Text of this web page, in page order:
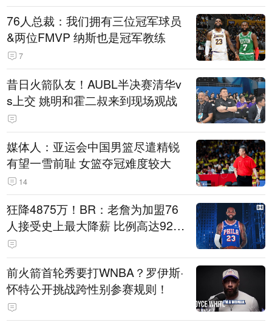
76人总裁：我们拥有三位冠军球员
&两位FMVP 纳斯也是冠军教练
7
昔日火箭队友！AUBL半决赛清华v
s上交 姚明和霍二叔来到现场观战
媒体人：亚运会中国男篮尽遣精锐
有望一雪前耻 女篮夺冠难度较大
14
狂降4875万！BR：老詹为加盟76
人接受史上最大降薪 比例高达92.
6%
前火箭首轮秀要打WNBA？罗伊斯·
怀特公开挑战跨性别参赛规则！